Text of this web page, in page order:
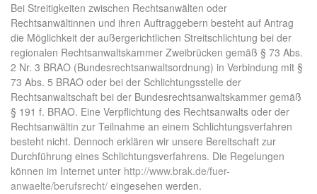
Bei Streitigkeiten zwischen Rechtsanwälten oder
Rechtsanwältinnen und ihren Auftraggebern besteht auf Antrag
die Möglichkeit der außergerichtlichen Streitschlichtung bei der
regionalen Rechtsanwaltskammer Zweibrücken gemäß § 73 Abs.
2 Nr. 3 BRAO (Bundesrechtsanwaltsordnung) in Verbindung mit §
73 Abs. 5 BRAO oder bei der Schlichtungsstelle der
Rechtsanwaltschaft bei der Bundesrechtsanwaltskammer gemäß
§ 191 f. BRAO. Eine Verpflichtung des Rechtsanwalts oder der
Rechtsanwältin zur Teilnahme an einem Schlichtungsverfahren
besteht nicht. Dennoch erklären wir unsere Bereitschaft zur
Durchführung eines Schlichtungsverfahrens. Die Regelungen
können im Internet unter http://www.brak.de/fuer-
anwaelte/berufsrecht/ eingesehen werden.